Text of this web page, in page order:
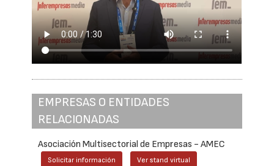
EMPRESAS O ENTIDADES
RELACIONADAS
Asociación Multisectorial de Empresas - AMEC
Solicitar información Ver stand virtual